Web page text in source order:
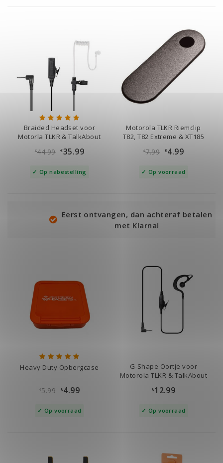
Braided Headset voor
Motorla TLKR & TalkAbout
€44.99 €35.99
Op nabestelling
Motorola TLKR Riemclip
T82, T82 Extreme & XT185
€7.99 €4.99
Op voorraad
Eerst ontvangen, dan achteraf betalen
met Klarna!
Heavy Duty Opbergcase
€5.99 €4.99
Op voorraad
G-Shape Oortje voor
Motorola TLKR & TalkAbout
€12.99
Op voorraad